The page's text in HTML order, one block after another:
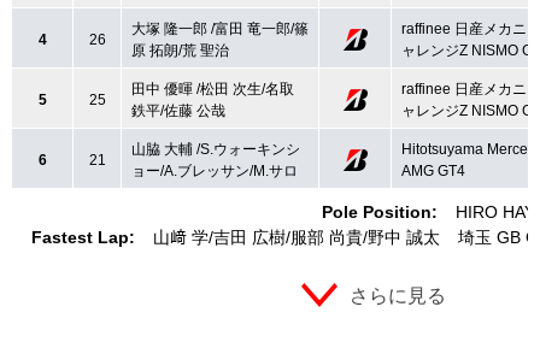
Pole Position:
HIRO
Fastest Lap:
山﨑 学 吉田 広樹 服部 尚貴 野中 誠太 埼玉 GB
4 26
大塚 隆一郎 /富田 竜一郎/篠
原 拓朗/荒 聖治
raffinee 日産メカニ
ャレンジZ NISMO
5 25
田中 優暉 /松田 次生/名取
鉄平/佐藤 公哉
raffinee 日産メカニ
ャレンジZ NISMO
6 21
山脇 大輔 /S.ウォーキンシ
ョー/A.ブレッサン/M.サロ
Hitotsuyama
AMG GT4
さらに見る